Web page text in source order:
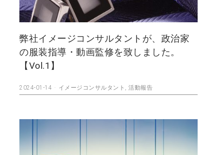
弊社イメージコンサルタントが、政治家
の服装指導・動画監修を致しました。
【Vol.1】
2024-01-14 イメージコンサルタント ,活動報告